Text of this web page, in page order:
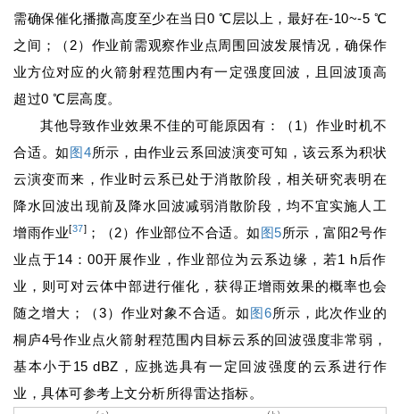
需确保催化播撒高度至少在当日0 ℃层以上，最好在-10~-5 ℃
之间；（2）作业前需观察作业点周围回波发展情况，确保作
业方位对应的火箭射程范围内有一定强度回波，且回波顶高
超过0 ℃层高度。
其他导致作业效果不佳的可能原因有：（1）作业时机不
合适。如图4所示，由作业云系回波演变可知，该云系为积状
云演变而来，作业时云系已处于消散阶段，相关研究表明在
降水回波出现前及降水回波减弱消散阶段，均不宜实施人工
增雨作业[37] ；（2）作业部位不合适。如图5所示，富阳2号作
业点于14：00开展作业，作业部位为云系边缘，若1 h后作
业，则可对云体中部进行催化，获得正增雨效果的概率也会
随之增大；（3）作业对象不合适。如图6所示，此次作业的
桐庐4号作业点火箭射程范围内目标云系的回波强度非常弱，
基本小于15 dBZ，应挑选具有一定回波强度的云系进行作
业，具体可参考上文分析所得雷达指标。